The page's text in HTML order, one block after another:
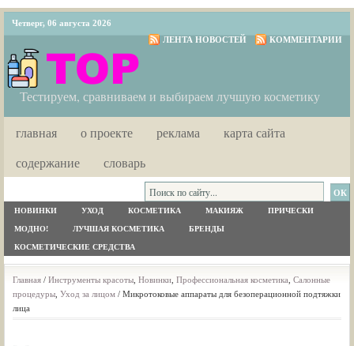
Четверг, 06 августа 2026
ЛЕНТА НОВОСТЕЙ
КОММЕНТАРИИ
Тестируем, сравниваем и выбираем лучшую косметику
главная о проекте реклама
карта сайта
содержание
словарь
НОВИНКИ УХОД КОСМЕТИКА МАКИЯЖ ПРИЧЕСКИ
МОДНО! ЛУЧШАЯ КОСМЕТИКА БРЕНДЫ
КОСМЕТИЧЕСКИЕ СРЕДСТВА
Главная / Инструменты красоты Новинки Профессиональная косметика Салонные
процедуры Уход за лицом / Микротоковые аппараты для безоперационной подтяжки
лица